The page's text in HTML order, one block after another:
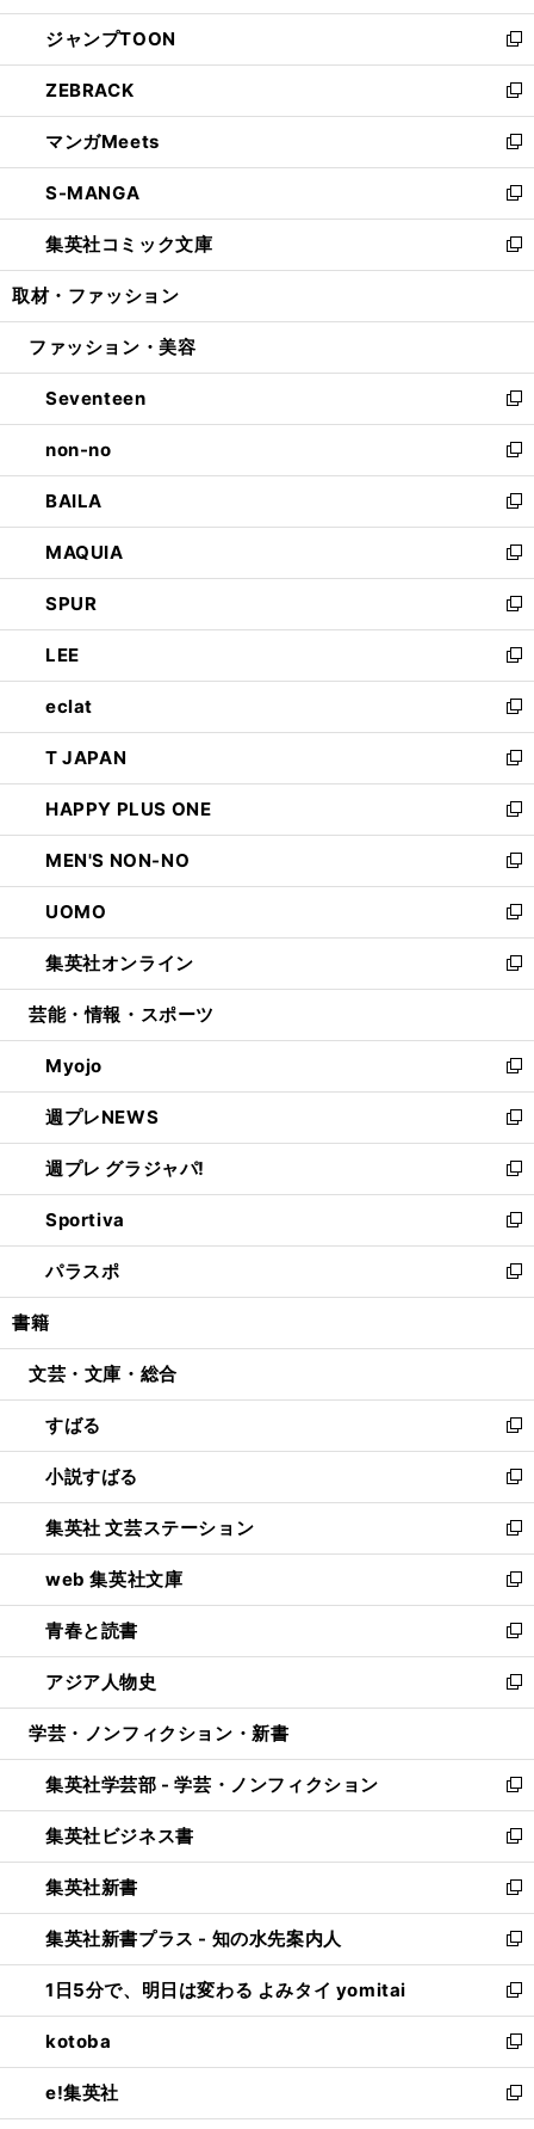
開
く
ウ
で
開
く
ン
ド
ウ
で
開
く
ウ
ィ
ン
ド
ウ
で
開
く
し
い
ウ
ィ
ン
ド
ウ
で
開
く
ジャンプTOON
新
し
い
ウ
ィ
ン
ド
ウ
で
開
ZEBRACK
新
し
い
ウ
ィ
ン
ド
ウ
開
マンガMeets
新
し
い
ウ
ィ
ン
ウ
開
く
S-MANGA
新
し
い
ウ
ン
ウ
で
開
く
集英社コミック文庫
新
し
ウ
ン
ド
ウ
で
開
く
取材・ファッション
ファッション・美容
Seventeen
新
し
い
ウ
ィ
ン
ド
ウ
で
開
く
non-no
新
し
い
ウ
ィ
ン
ド
ウ
で
開
く
BAILA
新
し
い
ウ
ィ
ン
ド
ウ
で
開
く
MAQUIA
新
し
い
ウ
ィ
ン
ド
ウ
で
開
く
SPUR
新
し
い
ウ
ィ
ン
ド
ウ
で
開
く
LEE
新
し
い
ウ
ィ
ン
ド
ウ
で
開
く
eclat
新
し
い
ウ
ィ
ン
ド
ウ
で
開
く
T JAPAN
新
し
い
ウ
ィ
ン
ド
ウ
で
開
HAPPY PLUS ONE
新
し
い
ウ
ィ
ン
ド
ウ
開
く
MEN'S NON-NO
新
し
い
ウ
ィ
ン
ウ
で
開
く
UOMO
新
し
い
ウ
ン
ド
ウ
で
開
く
集英社オンライン
新
し
ウ
ィ
ン
ド
ウ
で
開
く
芸能・情報・スポーツ
Myojo
新
し
い
ウ
ィ
ン
ド
ウ
で
開
週プレNEWS
新
し
い
ウ
ィ
ン
ド
ウ
開
週プレ グラジャパ!
新
し
い
ウ
ィ
ン
ウ
開
く
Sportiva
新
し
い
ウ
ン
ウ
で
開
く
パラスポ
新
し
ウ
ン
ド
ウ
で
開
く
書籍
文芸・文庫・総合
すばる
新
し
い
ウ
ィ
ン
ド
ウ
で
開
く
小説すばる
新
し
い
ウ
ィ
ン
ド
ウ
で
開
集英社 文芸ステーション
新
し
い
ウ
ィ
ン
ド
ウ
開
く
web 集英社文庫
新
し
い
ウ
ィ
ン
ウ
で
開
く
青春と読書
新
し
い
ウ
ン
ド
ウ
で
開
く
アジア人物史
新
し
ウ
ィ
ン
ド
ウ
で
開
く
学芸・ノンフィクション・新書
集英社学芸部 - 学芸・ノンフィクション
新
し
い
ウ
ィ
ン
ド
ウ
で
開
く
集英社ビジネス書
新
し
い
ウ
ィ
ン
ド
ウ
で
開
く
集英社新書
新
し
い
ウ
ィ
ン
ド
ウ
で
開
集英社新書プラス - 知の水先案内人
新
し
い
ウ
ィ
ン
ド
ウ
1日5分で、明日は変わる よみタイ yomitai
新
し
い
ウ
ィ
ン
kotoba
新
し
い
ウ
e!集英社
新
し